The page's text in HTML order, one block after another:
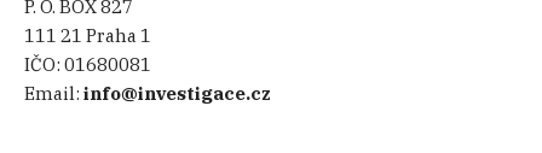
P. O. BOX 827
111 21 Praha 1
IČO:01680081
Email:info@investigace.cz